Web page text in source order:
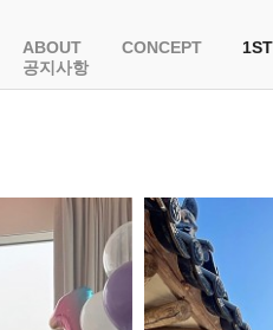
ABOUT CONCEPT
공지사항